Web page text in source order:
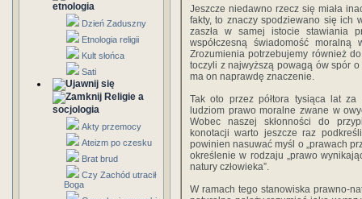
etnologia
Dzień Zaduszny
Etnologia religii
Kult słońca
Sati
Religie a
socjologia
Akty przemocy
Ateizm po czesku
Brat brud
Czy Zachód utracił
Boga
Jeszcze niedawno rzecz się miała
fakty, to znaczy spodziewano się ich
zaszła w samej istocie stawiania
współczesną świadomość
Zrozumienia potrzebujemy również
toczyli z najwyższą powagą ów spór
ma on naprawdę znaczenie.
Tak oto przez półtora tysiąca lat za
ludziom prawo moralne zwane w
Wobec naszej skłonności do
konotacji warto jeszcze raz
powinien nasuwać myśl o „prawach
określenie w rodzaju „prawo
natury człowieka”.
W ramach tego stanowiska prawno-